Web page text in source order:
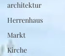
architektur
Herrenhaus
Markt
Kirche